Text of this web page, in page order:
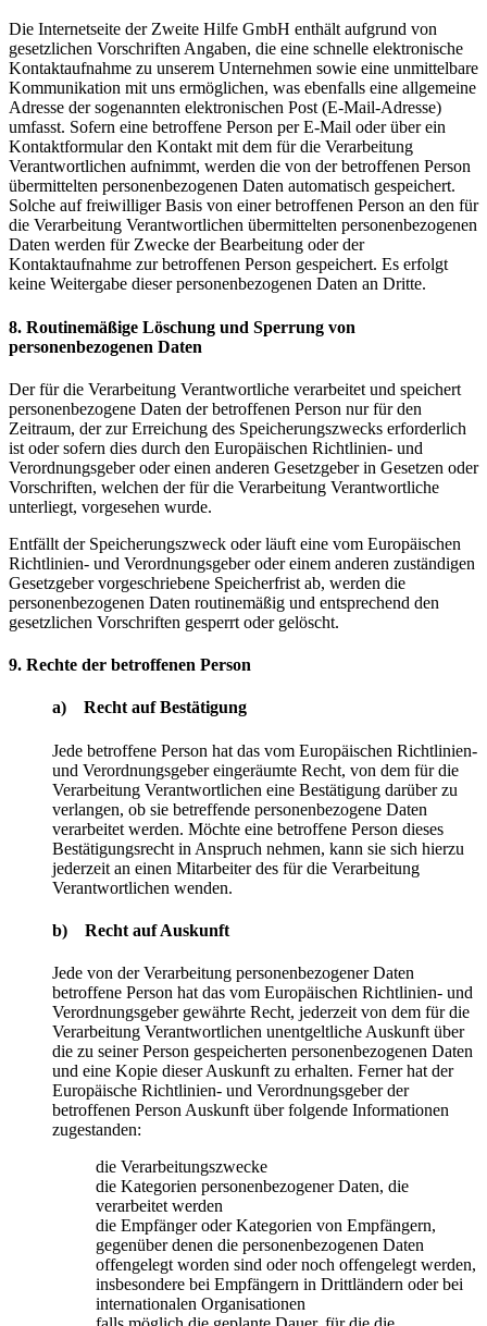
Die Internetseite der Zweite Hilfe GmbH enthält aufgrund von
gesetzlichen Vorschriften Angaben, die eine schnelle elektronische
Kontaktaufnahme zu unserem Unternehmen sowie eine unmittelbare
Kommunikation mit uns ermöglichen, was ebenfalls eine allgemeine
Adresse der sogenannten elektronischen Post (E-Mail-Adresse)
umfasst. Sofern eine betroffene Person per E-Mail oder über ein
Kontaktformular den Kontakt mit dem für die Verarbeitung
Verantwortlichen aufnimmt, werden die von der betroffenen Person
übermittelten personenbezogenen Daten automatisch gespeichert.
Solche auf freiwilliger Basis von einer betroffenen Person an den für
die Verarbeitung Verantwortlichen übermittelten personenbezogenen
Daten werden für Zwecke der Bearbeitung oder der
Kontaktaufnahme zur betroffenen Person gespeichert. Es erfolgt
keine Weitergabe dieser personenbezogenen Daten an Dritte.
8. Routinemäßige Löschung und Sperrung von
personenbezogenen Daten
Der für die Verarbeitung Verantwortliche verarbeitet und speichert
personenbezogene Daten der betroffenen Person nur für den
Zeitraum, der zur Erreichung des Speicherungszwecks erforderlich
ist oder sofern dies durch den Europäischen Richtlinien- und
Verordnungsgeber oder einen anderen Gesetzgeber in Gesetzen oder
Vorschriften, welchen der für die Verarbeitung Verantwortliche
unterliegt, vorgesehen wurde.
Entfällt der Speicherungszweck oder läuft eine vom Europäischen
Richtlinien- und Verordnungsgeber oder einem anderen zuständigen
Gesetzgeber vorgeschriebene Speicherfrist ab, werden die
personenbezogenen Daten routinemäßig und entsprechend den
gesetzlichen Vorschriften gesperrt oder gelöscht.
9. Rechte der betroffenen Person
a) Recht auf Bestätigung
Jede betroffene Person hat das vom Europäischen Richtlinien-
und Verordnungsgeber eingeräumte Recht, von dem für die
Verarbeitung Verantwortlichen eine Bestätigung darüber zu
verlangen, ob sie betreffende personenbezogene Daten
verarbeitet werden. Möchte eine betroffene Person dieses
Bestätigungsrecht in Anspruch nehmen, kann sie sich hierzu
jederzeit an einen Mitarbeiter des für die Verarbeitung
Verantwortlichen wenden.
b) Recht auf Auskunft
Jede von der Verarbeitung personenbezogener Daten
betroffene Person hat das vom Europäischen Richtlinien- und
Verordnungsgeber gewährte Recht, jederzeit von dem für die
Verarbeitung Verantwortlichen unentgeltliche Auskunft über
die zu seiner Person gespeicherten personenbezogenen Daten
und eine Kopie dieser Auskunft zu erhalten. Ferner hat der
Europäische Richtlinien- und Verordnungsgeber der
betroffenen Person Auskunft über folgende Informationen
zugestanden:
die Verarbeitungszwecke
die Kategorien personenbezogener Daten, die
verarbeitet werden
die Empfänger oder Kategorien von Empfängern,
gegenüber denen die personenbezogenen Daten
offengelegt worden sind oder noch offengelegt werden,
insbesondere bei Empfängern in Drittländern oder bei
internationalen Organisationen